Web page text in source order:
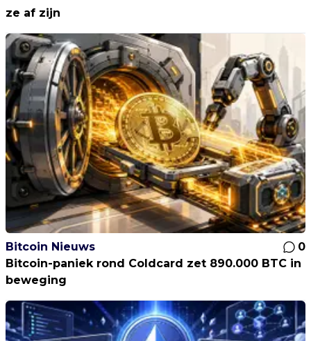
ze af zijn
Bitcoin Nieuws
0
Bitcoin-paniek rond Coldcard zet 890.000 BTC in
beweging